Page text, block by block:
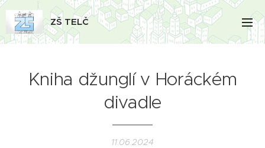
ZŠ TELČ
Kniha džunglí v Horáckém
divadle
11.06.2024